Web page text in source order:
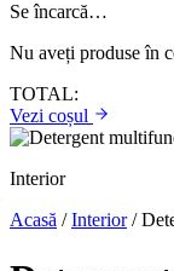
Se încarcă…
Nu aveți produse în
TOTAL:
Vezi coșul
Interior
Acasă /Interior/